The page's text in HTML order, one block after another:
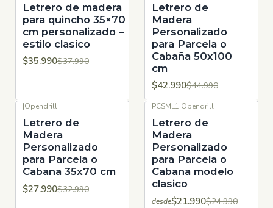
Letrero de madera
para quincho 35×70
cm personalizado –
estilo clasico
$35.990$37.990
Letrero de
Madera
Personalizado
para Parcela o
Cabaña 50x100
cm
$42.990$44.990
|Opendrill
Letrero de
Madera
Personalizado
para Parcela o
Cabaña 35x70 cm
$27.990$32.990
PCSML1|Opendrill
Letrero de
Madera
Personalizado
para Parcela o
Cabaña modelo
clasico
desde$21.990$24.990